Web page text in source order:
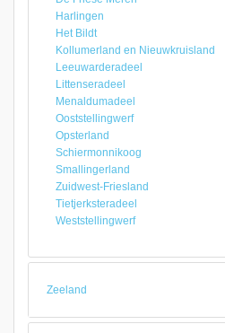
Harlingen
Het Bildt
Kollumerland en Nieuwkruisland
Leeuwarderadeel
Littenseradeel
Menaldumadeel
Ooststellingwerf
Opsterland
Schiermonnikoog
Smallingerland
Zuidwest-Friesland
Tietjerksteradeel
Weststellingwerf
Zeeland